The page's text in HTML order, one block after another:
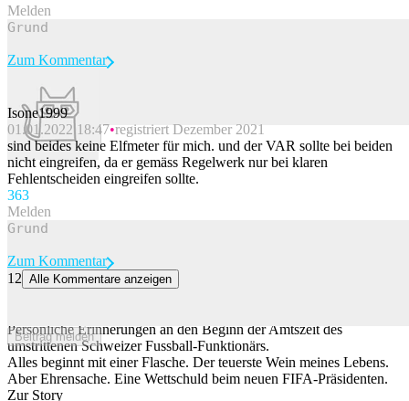
Melden
Beitrag melden
Zum Kommentar
Isone1999
01.01.2022 18:47 registriert Dezember 2021
sind beides keine Elfmeter für mich. und der VAR sollte bei beiden
nicht eingreifen, da er gemäss Regelwerk nur bei klaren
Fehlentscheiden eingreifen sollte.
363
Melden
Beitrag melden
Zum Kommentar
12 Alle Kommentare anzeigen
Persönliche Erinnerungen an den Beginn der Amtszeit des
umstrittenen Schweizer Fussball-Funktionärs.
Alles beginnt mit einer Flasche. Der teuerste Wein meines Lebens.
Aber Ehrensache. Eine Wettschuld beim neuen FIFA-Präsidenten.
Zur Story